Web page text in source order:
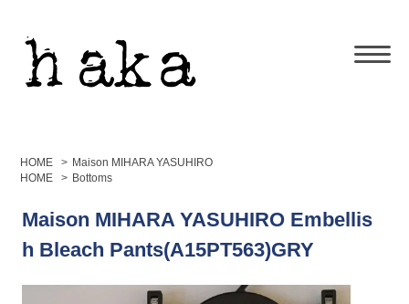
HOME > Maison MIHARA YASUHIRO
HOME
> Bottoms
Maison MIHARA YASUHIRO Embellis
h Bleach Pants(A15PT563)GRY